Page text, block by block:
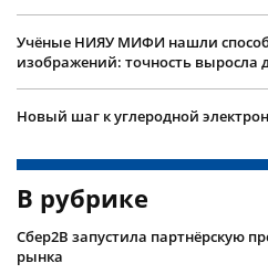
Учëные НИЯУ МИФИ нашли
изображений: точность выросла
Новый шаг к углеродной
В рубрике
Сбер2B запустила партнёрскую
рынка